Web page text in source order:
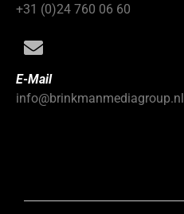
+31 (0)24 760 06 60
E-Mail
info@brinkmanmediagroup.nl